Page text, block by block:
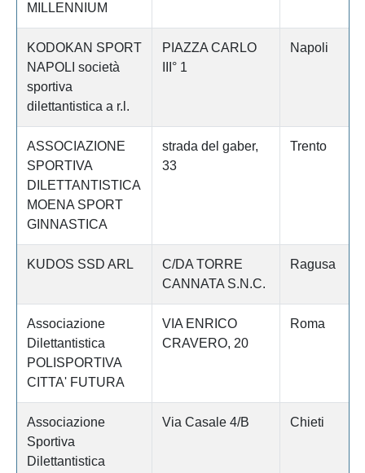
MILLENNIUM
KODOKAN SPORT
NAPOLI società
sportiva
dilettantistica a r.l.
PIAZZA CARLO
III° 1
Napoli
ASSOCIAZIONE
SPORTIVA
DILETTANTISTICA
MOENA SPORT
GINNASTICA
strada del gaber,
33
Trento
KUDOS SSD ARL
C/DA TORRE
CANNATA S.N.C.
Ragusa
Associazione
Dilettantistica
POLISPORTIVA
CITTA' FUTURA
VIA ENRICO
CRAVERO, 20
Roma
Associazione
Sportiva
Dilettantistica
Via Casale 4/B Chieti